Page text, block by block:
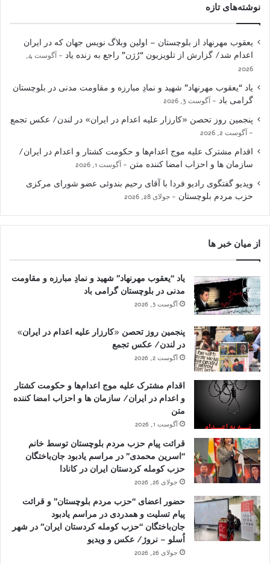
نوشته‌های تازه
یعقوب مهرنهاد از بلوچستان – اولین وبلاگ نویس جهان که در ایران
اعدام شد/ گزارش از تلویزیون “رُژن” راجع به زنده یاد
آگوست 4,
2026
یاد “یعقوب مهرنهاد” شهید و نمادِ مبارزه و مقاومت مدنی در بلوچستان
گرامی باد
آگوست 3, 2026
پنجمین روز تحصن «کارزار علیه اعدام در ایران» در لندن/ عکس تجمع
آگوست 2, 2026
اقدام مشترک علیه موج اعدام‌ها و حکومت کشتار و اعدام در ایران/
سازمان ها و احزاب امضا کننده متن
آگوست 1, 2026
ویدیو گفتگوی رادیو فردا با آقای رحیم بندوئی عضو شورای مرکزی
حزب مردم بلوچستان
جولای 28, 2026
از میان خبر ها
یاد “یعقوب مهرنهاد” شهید و نمادِ مبارزه و مقاومت
مدنی در بلوچستان گرامی باد
آگوست 3, 2026
پنجمین روز تحصن «کارزار علیه اعدام در ایران»
در لندن/ عکس تجمع
آگوست 2, 2026
اقدام مشترک علیه موج اعدام‌ها و حکومت کشتار
و اعدام در ایران/ سازمان ها و احزاب امضا کننده
متن
آگوست 1, 2026
قرائت پیام حزب مردم بلوچستان توسط خانم
“اسرین محمدی” در مراسم یادبود جان‌باختگان
حزب کومله کردستان ایران در کانادا
جولای 26, 2026
حضور اعضای “حزب مردم بلوچستان” و قرائت
پیام تسلیت و همدردی در مراسم یادبود
جان‌باختگان “حزب کومله کردستان ایران” در شهر
اُسلو – نروژ/ عکس و ویدیو
جولای 26, 2026